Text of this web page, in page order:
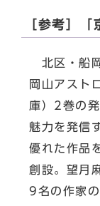
［参考］
北区・船
岡山アスト
庫）2巻の
魅力を発信
優れた作品
創設。望月
9名の作家